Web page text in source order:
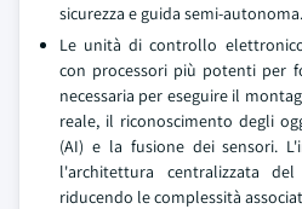
sicurezza e guida semi-autonoma.
Le unità di controllo
con processori più potenti per
necessaria per eseguire il
reale, il riconoscimento degli
(AI) e la fusione dei sensori.
l'architettura centralizzata
riducendo le complessità